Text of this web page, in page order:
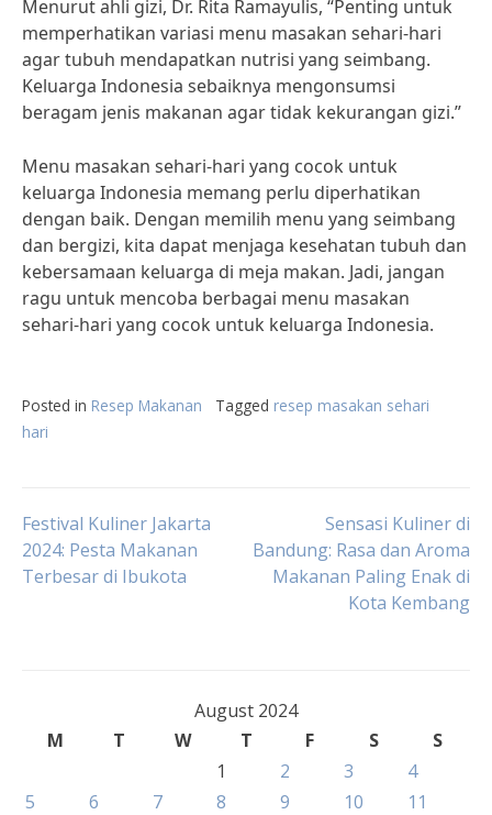
Menurut ahli gizi, Dr. Rita Ramayulis, “Penting untuk
memperhatikan variasi menu masakan sehari-hari
agar tubuh mendapatkan nutrisi yang seimbang.
Keluarga Indonesia sebaiknya mengonsumsi
beragam jenis makanan agar tidak kekurangan gizi.”
Menu masakan sehari-hari yang cocok untuk
keluarga Indonesia memang perlu diperhatikan
dengan baik. Dengan memilih menu yang seimbang
dan bergizi, kita dapat menjaga kesehatan tubuh dan
kebersamaan keluarga di meja makan. Jadi, jangan
ragu untuk mencoba berbagai menu masakan
sehari-hari yang cocok untuk keluarga Indonesia.
Posted in Resep Makanan Tagged resep masakan sehari
hari
Post
navigation
Festival Kuliner Jakarta
2024: Pesta Makanan
Terbesar di Ibukota
Sensasi Kuliner di
Bandung: Rasa dan Aroma
Makanan Paling Enak di
Kota Kembang
August 2024
M
T W T F S
S
1
2 3
4
5
6 7 8 9 10
11